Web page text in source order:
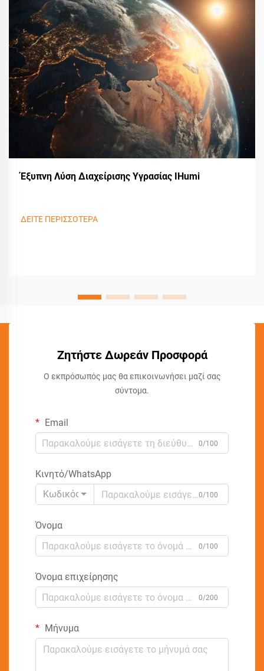
Έξυπνη Λύση Διαχείρισης Υγρασίας IHumi
ΔΕΙΤΕ ΠΕΡΙΣΣΟΤΕΡΑ
Ζητήστε Δωρεάν Προσφορά
Ο εκπρόσωπός μας θα επικοινωνήσει μαζί σας
σύντομα.
Email
0/100
Κινητό/WhatsApp
Κωδικός
0/100
Όνομα
0/100
Όνομα επιχείρησης
0/200
Μήνυμα